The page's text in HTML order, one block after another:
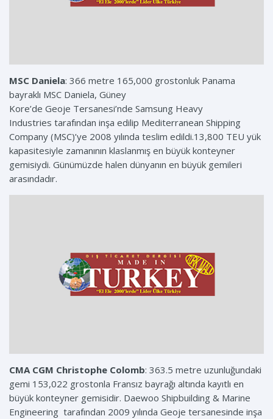
MSC Daniela: 366 metre 165,000 grostonluk Panama
bayraklı MSC Daniela, Güney
Kore’de Geoje Tersanesi’nde Samsung Heavy
Industries tarafından inşa edilip Mediterranean Shipping
Company (MSC)’ye 2008 yılında teslim edildi.13,800 TEU yük
kapasitesiyle zamanının klaslanmış en büyük konteyner
gemisiydi. Günümüzde halen dünyanın en büyük gemileri
arasındadır.
CMA CGM Christophe Colomb: 363.5 metre uzunluğundaki
gemi 153,022 grostonla Fransız bayrağı altında kayıtlı en
büyük konteyner gemisidir. Daewoo Shipbuilding & Marine
Engineering tarafından 2009 yılında Geoje tersanesinde inşa